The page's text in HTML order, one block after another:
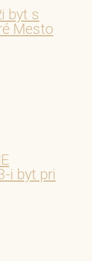
byt s
Mesto
i byt pri